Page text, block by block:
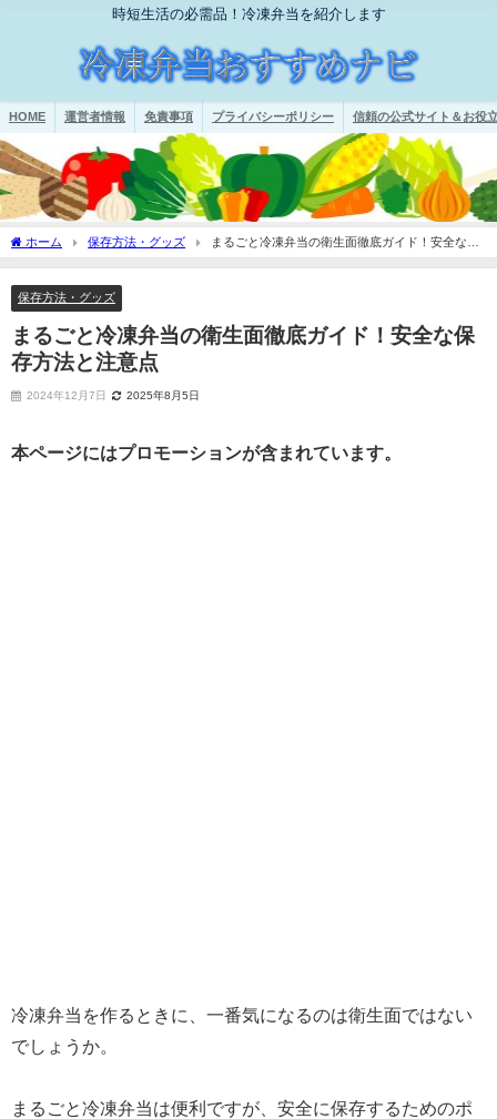
時短生活の必需品！冷凍弁当を紹介します
HOME 運営者情報 免責事項 プライバシーポリシー 信頼の公式サイト＆お役
ホーム 保存方法・グッズ
まるごと冷凍弁当の衛生面徹底ガイド！安全な保
存方法と注意点
保存方法・グッズ
まるごと冷凍弁当の衛生面徹底ガイド！安全な保
存方法と注意点
2024年12月7日 2025年8月5日
本ページにはプロモーションが含まれています。
冷凍弁当を作るときに、一番気になるのは衛生面ではない
でしょうか。
まるごと冷凍弁当は便利ですが、安全に保存するためのポ